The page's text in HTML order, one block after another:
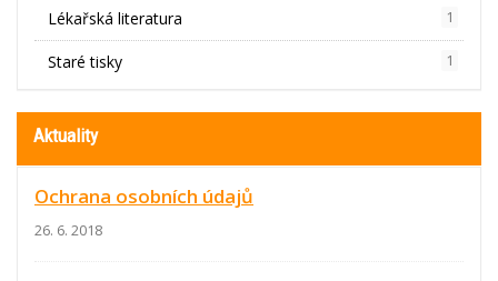
Lékařská literatura 1
Staré tisky 1
Aktuality
Ochrana osobních údajů
26. 6. 2018